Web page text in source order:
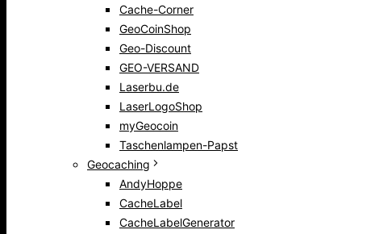
Cache-Corner
GeoCoinShop
Geo-Discount
GEO-VERSAND
Laserbu.de
LaserLogoShop
myGeocoin
Taschenlampen-Papst
Geocaching
AndyHoppe
CacheLabel
CacheLabelGenerator